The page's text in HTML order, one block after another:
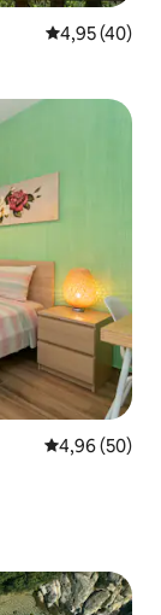
4,95 av 5 i
4,95 (40)
4,96 av 5 i
4,96 (50)